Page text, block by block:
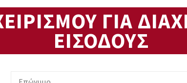
ΓΙΑ
ΕΙΣΟΔΟΥΣ